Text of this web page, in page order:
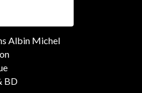
Albin Michel
BD